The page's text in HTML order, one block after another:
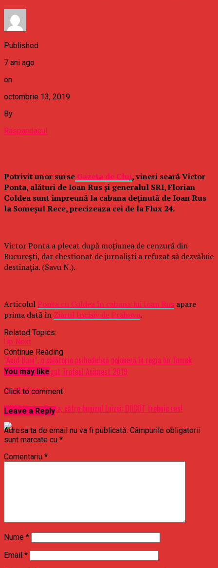
Published
7 ani ago
on
octombrie 13, 2019
By
Raspandacul
Potrivit unor surse Gazeta de Cluj, vineri seară Victor
Ponta, alături de Ioan Rus și generalul SRI, Florian
Coldea sunt împreună la cabana deținută de Ioan Rus
la Someșul Rece, precizeaza cei de la Flux 24.
Victor Ponta a plecat după moțiunea de cenzură din
București, dar chestionat de jurnaliști a refuzat să dezvăluie
destinația. (Savu N.).
Articolul Ponta cu Coldea în cabana lui Ioan Rus apare
prima dată în Ziarul Incisiv de Prahova.
Related Topics:
Up Next
”Acid Rain”, o călătorie psihedelică poloneză în regia lui Tomek
Popakul, a câştigat Trofeul Animest 2019
Don't Miss
VIDEO Victor Ponta, către bunicul Luizei: DIICOT trebuie ras!
Continue Reading
You may like
Click to comment
Leave a Reply
Adresa ta de email nu va fi publicată. Câmpurile obligatorii
sunt marcate cu *
Comentariu *
Nume *
Email *